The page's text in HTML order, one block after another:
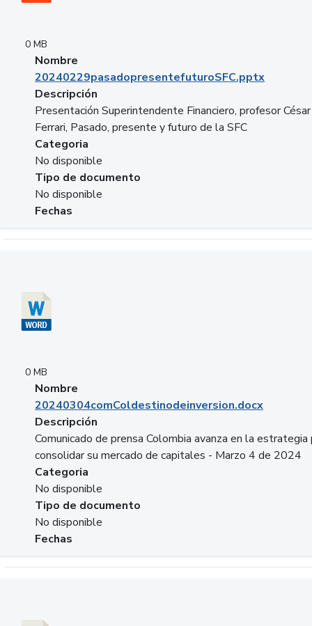
0 MB
Nombre
20240229pasadopresentefuturoSFC.pptx
Descripción
Presentación Superintendente Financiero, profesor César
Ferrari, Pasado, presente y futuro de la SFC
Categoria
No disponible
Tipo de documento
No disponible
Fechas
0 MB
Nombre
20240304comColdestinodeinversion.docx
Descripción
Comunicado de prensa Colombia avanza en la estrategia
consolidar su mercado de capitales - Marzo 4 de 2024
Categoria
No disponible
Tipo de documento
No disponible
Fechas